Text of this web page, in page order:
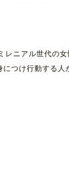
ニアル世代の
つけ行動する